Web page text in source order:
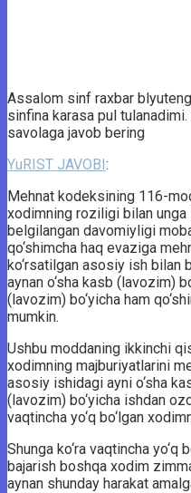
Assalom sinf raxbar
sinfina karasa pul
savolaga javob bering
YuRIST JAVOBI:
Mehnat kodeksining 116-
xodimning roziligi bilan
belgilangan davomiyligi
qo‘shimcha haq evaziga
ko‘rsatilgan asosiy ish bilan
aynan o‘sha kasb (lavozim)
(lavozim) bo‘yicha ham
mumkin.
Ushbu moddaning ikkinchi
xodimning majburiyatlarini
asosiy ishidagi ayni o‘sha
(lavozim) bo‘yicha ishdan
vaqtincha yo‘q bo‘lgan
Shunga ko‘ra vaqtincha
bajarish boshqa xodim
aynan shunday harakat